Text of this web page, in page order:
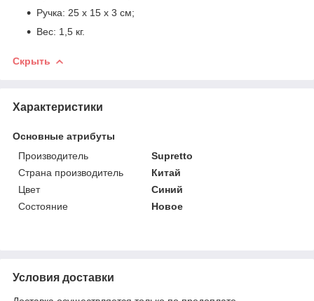
Ручка: 25 х 15 х 3 см;
Вес: 1,5 кг.
Скрыть
Характеристики
Основные атрибуты
Производитель
Supretto
Страна производитель
Китай
Цвет
Синий
Состояние
Новое
Условия доставки